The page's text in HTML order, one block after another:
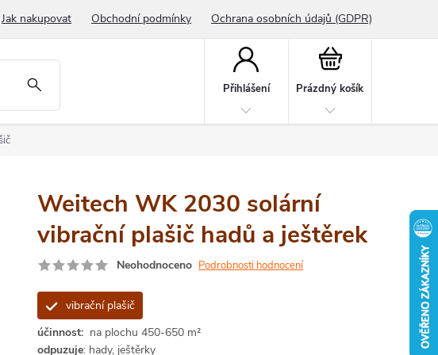
Jak nakupovat Obchodní podmínky Ochrana osobních údajů (GDPR)
Přihlášení
Nákupní
Prázdný košík
Weitech WK 2030 solární
vibrační plašič hadů a ještěrek
Neohodnoceno Podrobnosti hodnocení
vibrační plašič
účinnost: na plochu 450-650 m²
odpuzuje: hady, ještěrky